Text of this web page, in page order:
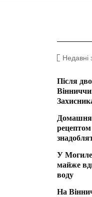
Недавні
Після
Домашня
У
майже
воду
На